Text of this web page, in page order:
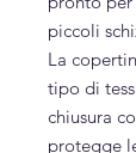
piccoli
La
tipo di
chiusura
protegge